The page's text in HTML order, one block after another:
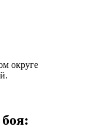
округе